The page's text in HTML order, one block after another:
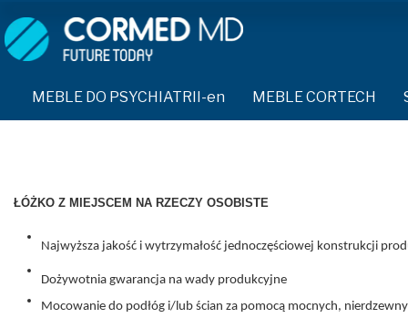
MEBLE DO PSYCHIATRII-en
DOSTAWKA SZPITALNA-en
MEBLE CORTECH
MEBLE DO PSYCHIATRII-en
DOSTAWKA SZPITALNA-en
STOŁY-en
SPRZĘT DO PSYCHIATRII
OCHRANIACZ NA DŁONIE-
MASKA PRZECIW
ŁÓŻKO Z MIEJSCEM NA RZECZY OSOBISTE
Najwyższa jakość i wytrzymałość jednoczęściowej konstrukcji
Dożywotnia gwarancja na wady produkcyjne
Mocowanie do podłóg i/lub ścian za pomocą mocnych,